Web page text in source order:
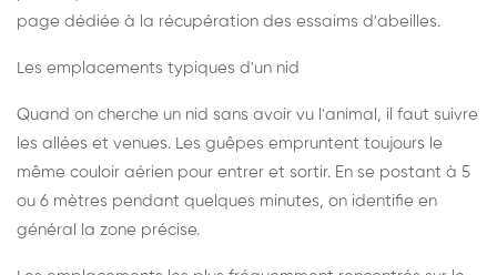
page dédiée à la récupération des essaims d'abeilles.
Les emplacements typiques d'un nid
Quand on cherche un nid sans avoir vu l'animal, il faut suivre
les allées et venues. Les guêpes empruntent toujours le
même couloir aérien pour entrer et sortir. En se postant à 5
ou 6 mètres pendant quelques minutes, on identifie en
général la zone précise.